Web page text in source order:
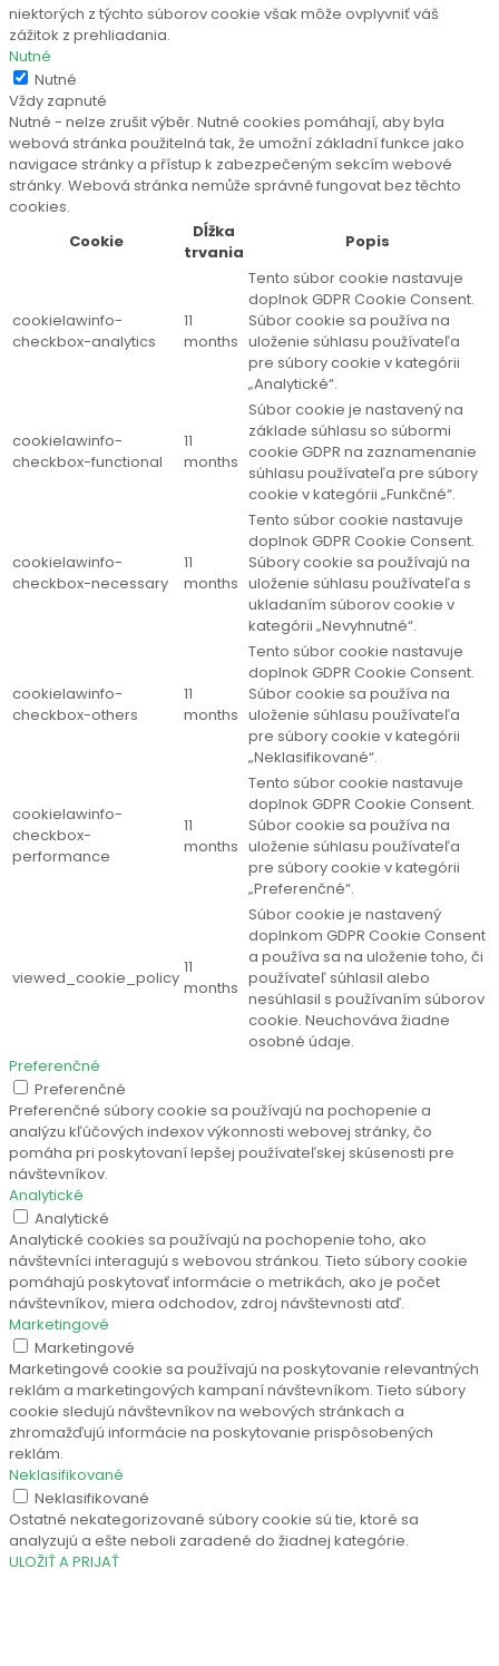
niektorých z týchto súborov cookie však môže ovplyvniť váš
zážitok z prehliadania.
Nutné
Nutné
Vždy zapnuté
Nutné - nelze zrušit výběr. Nutné cookies pomáhají, aby byla
webová stránka použitelná tak, že umožní základní funkce jako
navigace stránky a přístup k zabezpečeným sekcím webové
stránky. Webová stránka nemůže správně fungovat bez těchto
cookies.
Cookie
Dĺžka
trvania
Popis
cookielawinfo-
checkbox-analytics
11
months
Tento súbor cookie nastavuje
doplnok GDPR Cookie Consent.
Súbor cookie sa používa na
uloženie súhlasu používateľa
pre súbory cookie v kategórii
„Analytické“.
cookielawinfo-
checkbox-functional
11
months
Súbor cookie je nastavený na
základe súhlasu so súbormi
cookie GDPR na zaznamenanie
súhlasu používateľa pre súbory
cookie v kategórii „Funkčné“.
cookielawinfo-
checkbox-necessary
11
months
Tento súbor cookie nastavuje
doplnok GDPR Cookie Consent.
Súbory cookie sa používajú na
uloženie súhlasu používateľa s
ukladaním súborov cookie v
kategórii „Nevyhnutné“.
cookielawinfo-
checkbox-others
11
months
Tento súbor cookie nastavuje
doplnok GDPR Cookie Consent.
Súbor cookie sa používa na
uloženie súhlasu používateľa
pre súbory cookie v kategórii
„Neklasifikované“.
cookielawinfo-
checkbox-
performance
11
months
Tento súbor cookie nastavuje
doplnok GDPR Cookie Consent.
Súbor cookie sa používa na
uloženie súhlasu používateľa
pre súbory cookie v kategórii
„Preferenčné“.
viewed_cookie_policy
11
months
Súbor cookie je nastavený
doplnkom GDPR Cookie Consent
a používa sa na uloženie toho, či
používateľ súhlasil alebo
nesúhlasil s používaním súborov
cookie. Neuchováva žiadne
osobné údaje.
Preferenčné
Preferenčné
Preferenčné súbory cookie sa používajú na pochopenie a
analýzu kľúčových indexov výkonnosti webovej stránky, čo
pomáha pri poskytovaní lepšej používateľskej skúsenosti pre
návštevníkov.
Analytické
Analytické
Analytické cookies sa používajú na pochopenie toho, ako
návštevníci interagujú s webovou stránkou. Tieto súbory cookie
pomáhajú poskytovať informácie o metrikách, ako je počet
návštevníkov, miera odchodov, zdroj návštevnosti atď.
Marketingové
Marketingové
Marketingové cookie sa používajú na poskytovanie relevantných
reklám a marketingových kampaní návštevníkom. Tieto súbory
cookie sledujú návštevníkov na webových stránkach a
zhromažďujú informácie na poskytovanie prispôsobených
reklám.
Neklasifikované
Neklasifikované
Ostatné nekategorizované súbory cookie sú tie, ktoré sa
analyzujú a ešte neboli zaradené do žiadnej kategórie.
ULOŽIŤ A PRIJAŤ